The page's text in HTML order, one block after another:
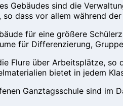
Gebäudes sind die
so dass vor allem während
für eine größere
für Differenzierung,
Flure über Arbeitsplätze,
bietet in jedem
Ganztagsschule sind im